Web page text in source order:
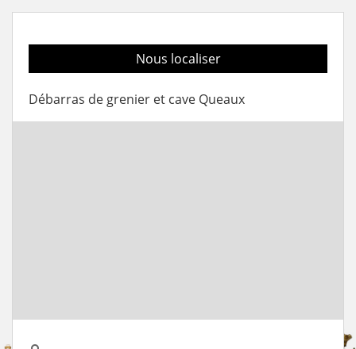
Nous localiser
Débarras de grenier et cave Queaux